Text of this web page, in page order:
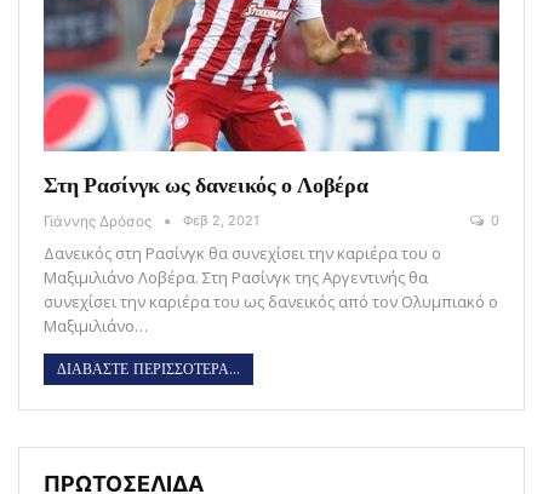
Στη Ρασίνγκ ως δανεικός ο Λοβέρα
Γιάννης Δρόσος Φεβ 2, 2021 0
Δανεικός στη Ρασίνγκ θα συνεχίσει την καριέρα του ο
Μαξιμιλιάνο Λοβέρα. Στη Ρασίνγκ της Αργεντινής θα
συνεχίσει την καριέρα του ως δανεικός από τον Ολυμπιακό ο
Μαξιμιλιάνο…
ΔΙΑΒΑΣΤΕ ΠΕΡΙΣΣΟΤΕΡΑ...
ΠΡΩΤΟΣΕΛΙΔΑ